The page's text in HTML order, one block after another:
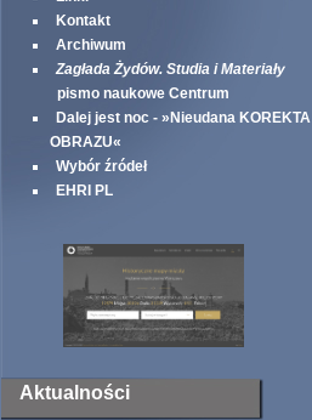
Kontakt
Archiwum
Zagłada Żydów. Studia i Materiały
pismo naukowe Centrum
Dalej jest noc - »Nieudana KOREKTA
OBRAZU«
Wybór źródeł
EHRI PL
Aktualności